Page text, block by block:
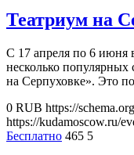
Театриум на
С 17 апреля по 6 июня
несколько популярных
на Серпуховке». Это
0 RUB https://
https://kudamoscow.ru/
Бесплатно 465 5